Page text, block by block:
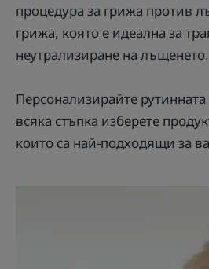
процедура за грижа против
грижа, която е идеална за
неутрализиране на лъщенето.
Персонализирайте
всяка стъпка изберете
които са най-подходящи за